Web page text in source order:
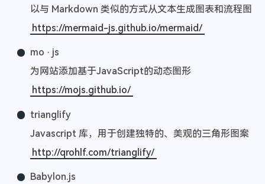
以与 Markdown 类似的方式从文本生成图表和流程图
https://mermaid-js.github.io/mermaid/
mo · js
为网站添加基于JavaScript的动态图形
https://mojs.github.io/
trianglify
Javascript 库，用于创建独特的、美观的三角形图案
http://qrohlf.com/trianglify/
Babylon.js